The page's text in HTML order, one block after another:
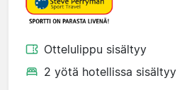
Ottelulippu sisältyy
2 yötä hotellissa sisältyy